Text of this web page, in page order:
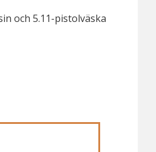
och 5.11-pistolväska